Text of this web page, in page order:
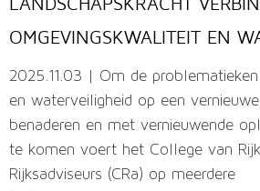
OMGEVINGSKWALITEIT EN
2025.11.03 | Om de
en waterveiligheid op een
benaderen en met vernieuwende
te komen voert het College van
Rijksadviseurs (CRa) op meerdere